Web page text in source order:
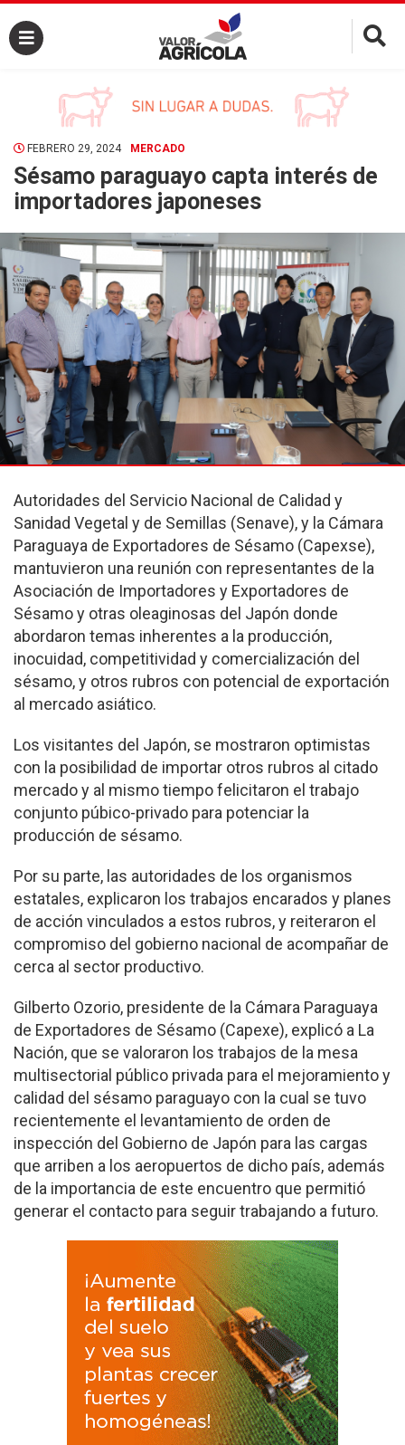
×
FEBRERO 29, 2024 MERCADO
Sésamo paraguayo capta interés de
importadores japoneses
Autoridades del Servicio Nacional de Calidad y
Sanidad Vegetal y de Semillas (Senave), y la Cámara
Paraguaya de Exportadores de Sésamo (Capexse),
mantuvieron una reunión con representantes de la
Asociación de Importadores y Exportadores de
Sésamo y otras oleaginosas del Japón donde
abordaron temas inherentes a la producción,
inocuidad, competitividad y comercialización del
sésamo, y otros rubros con potencial de exportación
al mercado asiático.
Los visitantes del Japón, se mostraron optimistas
con la posibilidad de importar otros rubros al citado
mercado y al mismo tiempo felicitaron el trabajo
conjunto púbico-privado para potenciar la
producción de sésamo.
Por su parte, las autoridades de los organismos
estatales, explicaron los trabajos encarados y planes
de acción vinculados a estos rubros, y reiteraron el
compromiso del gobierno nacional de acompañar de
cerca al sector productivo.
Gilberto Ozorio, presidente de la Cámara Paraguaya
de Exportadores de Sésamo (Capexe), explicó a La
Nación, que se valoraron los trabajos de la mesa
multisectorial público privada para el mejoramiento y
calidad del sésamo paraguayo con la cual se tuvo
recientemente el levantamiento de orden de
inspección del Gobierno de Japón para las cargas
que arriben a los aeropuertos de dicho país, además
de la importancia de este encuentro que permitió
generar el contacto para seguir trabajando a futuro.